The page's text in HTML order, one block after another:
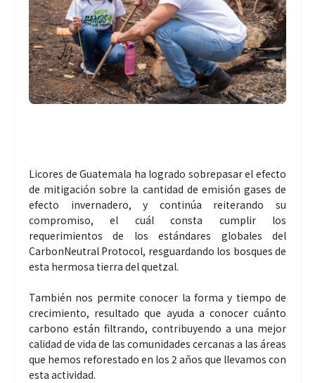
Licores de Guatemala ha logrado sobrepasar el efecto
de mitigación sobre la cantidad de emisión gases de
efecto invernadero, y continúa reiterando su
compromiso, el cuál consta cumplir los
requerimientos de los estándares globales del
CarbonNeutral Protocol, resguardando los bosques de
esta hermosa tierra del quetzal.
También nos permite conocer la forma y tiempo de
crecimiento, resultado que ayuda a conocer cuánto
carbono están filtrando, contribuyendo a una mejor
calidad de vida de las comunidades cercanas a las áreas
que hemos reforestado en los 2 años que llevamos con
esta actividad.